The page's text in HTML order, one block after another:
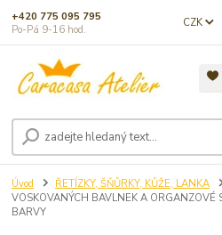
CZK
+420 775 095 795
Po-Pá 9-16 hod.
Úvod ŘETÍZKY, ŠŇŮRKY, KŮŽE, LANKA
VOSKOVANÝCH BAVLNEK A
BARVY